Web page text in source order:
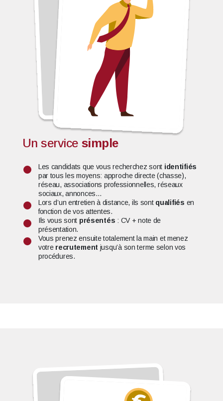
Un service simple
Les candidats que vous recherchez sont identifiés
par tous les moyens: approche directe (chasse),
réseau, associations professionnelles, réseaux
sociaux, annonces…
Lors d’un entretien à distance, ils sont qualifiés en
fonction de vos attentes.
Ils vous sont présentés : CV + note de
présentation.
Vous prenez ensuite totalement la main et menez
votre recrutement jusqu’à son terme selon vos
procédures.